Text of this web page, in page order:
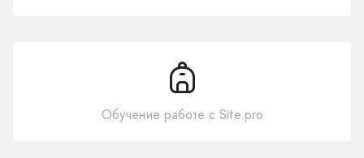
Обучение работе с Site.pro